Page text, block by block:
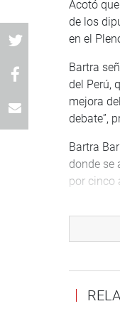
Acotó
de los
en el
Bartra
del Perú,
mejora
debate”,
Bartra
donde se
por cinco
Puede
Portal: